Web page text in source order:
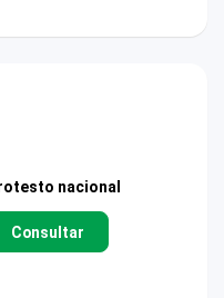
nacional
Consultar